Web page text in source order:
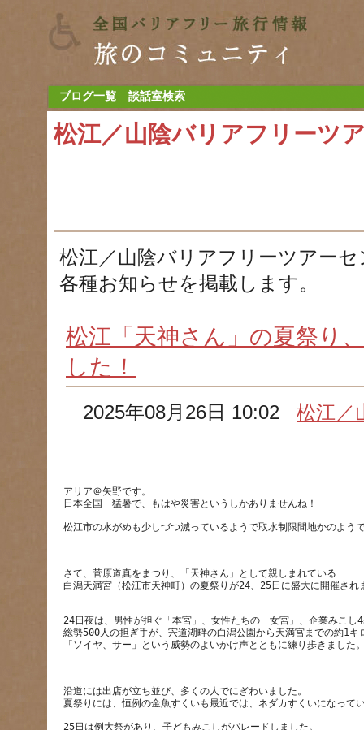
ブログ一覧 談話室検索
松江／山陰バリアフリーツ
松江／山陰バリアフリーツアー
各種お知らせを掲載します。
松江「天神さん」の夏祭り
した！
2025年08月26日 10:02松江／
アリア＠矢野です。
さて、菅原道真をまつり、「天神さん」として親しまれている
白潟天満宮（松江市天神町）の夏祭りが24、25日に盛大に開催され
24日夜は、男性が担ぐ「本宮」、女性たちの「女宮」、企業みこし
総勢500人の担ぎ手が、宍道湖畔の白潟公園から天満宮までの約1キ
沿道には出店が立ち並び、多くの人でにぎわいました。